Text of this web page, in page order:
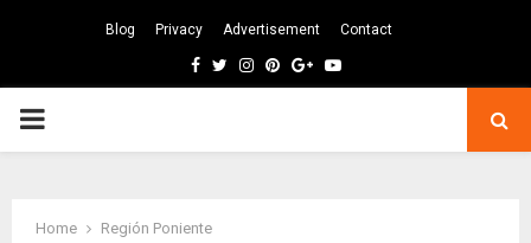
Blog Privacy Advertisement Contact
Facebook
TwitterInstagram
Pinterest
GoogleYoutube
PRIMARY
Home
Región Poniente